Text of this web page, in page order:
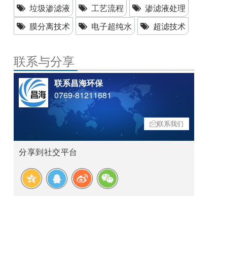
垃圾渗滤液
工艺流程
渗滤液处理
膜分离技术
电子超纯水 超滤技术
联系与分享
联系昌海环保
0769-81211681
联系我们
分享到社交平台